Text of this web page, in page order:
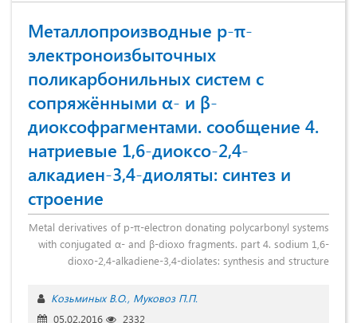
Металлопроизводные p-π-
электроноизбыточных
поликарбонильных систем с
сопряжёнными α- и β-
диоксофрагментами. сообщение 4.
натриевые 1,6-диоксо-2,4-
алкадиен-3,4-диоляты: синтез и
строение
Metal derivatives of p-π-electron donating polycarbonyl systems
with conjugated α- and β-dioxo fragments. part 4. sodium 1,6-
dioxo-2,4-alkadiene-3,4-diolates: synthesis and structure
Козьминых В.О. Муковоз П.П.
05.02.2016
2332